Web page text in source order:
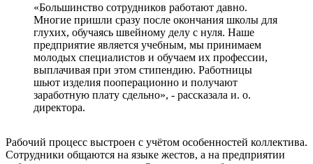
«Большинство сотрудников работают давно.
Многие пришли сразу после окончания школы для
глухих, обучаясь швейному делу с нуля. Наше
предприятие является учебным, мы принимаем
молодых специалистов и обучаем их профессии,
выплачивая при этом стипендию. Работницы
шьют изделия пооперационно и получают
заработную плату сдельно», - рассказала и. о.
директора.
Рабочий процесс выстроен с учётом особенностей коллектива.
Сотрудники общаются на языке жестов, а на предприятии